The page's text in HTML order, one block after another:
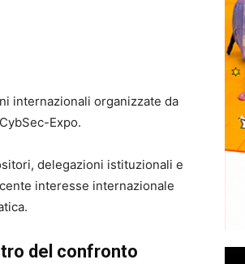
internazionali organizzate da
Expo.
delegazioni istituzionali e
interesse internazionale
del confronto